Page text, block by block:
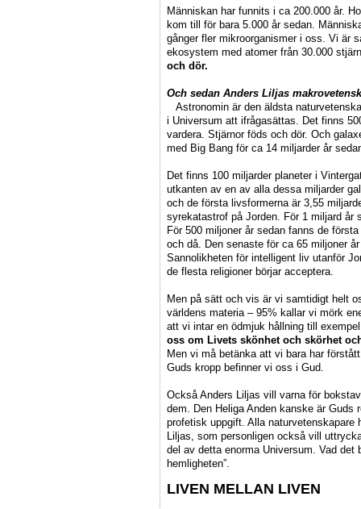
Människan har funnits i ca 200.000 år.
kom till för bara 5.000 år sedan.
gånger fler mikroorganismer i oss. Vi är
ekosystem med atomer från 30.000
och dör.
Och sedan Anders Liljas
Astronomin är den äldsta
i Universum att ifrågasättas. Det finns
vardera. Stjärnor föds och dör. Och
med Big Bang för ca 14 miljarder år
Det finns 100 miljarder planeter i
utkanten av en av alla dessa miljarder
och de första livsformerna är 3,55
syrekatastrof på Jorden. För 1 miljard år
För 500 miljoner år sedan fanns de
och då. Den senaste för ca 65 miljoner
Sannolikheten för intelligent liv utanför
de flesta religioner börjar acceptera.
Men på sätt och vis är vi samtidigt helt
världens materia – 95% kallar vi mörk
att vi intar en ödmjuk hållning till
oss om Livets skönhet och skörhet
Men vi må betänka att vi bara har
Guds kropp befinner vi oss i Gud.
Också Anders Liljas vill varna för
dem. Den Heliga Anden kanske är Guds
profetisk uppgift. Alla naturvetenskapare
Liljas, som personligen också vill
del av detta enorma Universum. Vad det
hemligheten”.
LIVEN MELLAN LIVEN